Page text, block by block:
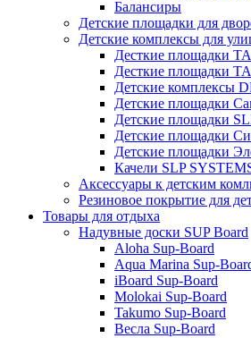
Балансиры
Детские площадки для
Детские комплексы для
Десткие площадки
Десткие площадки
Детские комплексы
Детские площадки
Детские площадки
Детские площадки
Детские площадки
Качели SLP
Аксессуары к детским
Резиновое покрытие для
Товары для отдыха
Надувные доски SUP Board
Aloha Sup-Board
Aqua Marina Sup-
iBoard Sup-Board
Molokai Sup-Board
Takumo Sup-Board
Весла Sup-Board